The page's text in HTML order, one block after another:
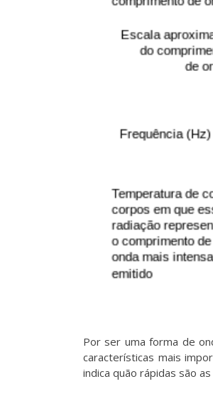
Por ser uma forma de
características mais
indica quão rápidas são